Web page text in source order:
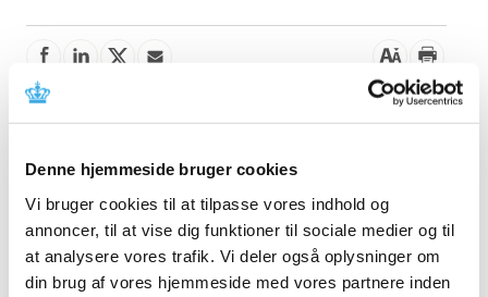
Denne hjemmeside bruger cookies
Vi bruger cookies til at tilpasse vores indhold og
annoncer, til at vise dig funktioner til sociale medier og til
at analysere vores trafik. Vi deler også oplysninger om
din brug af vores hjemmeside med vores partnere inden
Lægemiddelstyrelsen har den 30. april 2024 meddelt, at
Apotek.
Der har været 7 ansøger til bevillingen.
Bevillingen har været opslået ledig efter Lov om
apoteksvirksomhed §15, stk. 1 og stk. 2.